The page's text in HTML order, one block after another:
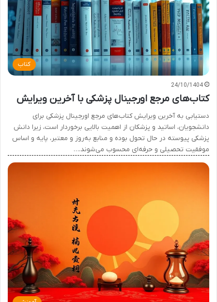
کتاب
24/10/1404
کتاب‌های مرجع اورجینال پزشکی با آخرین ویرایش
دستیابی به آخرین ویرایش کتاب‌های مرجع اورجینال پزشکی برای
دانشجویان، اساتید و پزشکان از اهمیت بالایی برخوردار است، زیرا دانش
پزشکی پیوسته در حال تحول بوده و منابع به‌روز و معتبر، پایه و اساس
موفقیت تحصیلی و حرفه‌ای محسوب می‌شوند.…